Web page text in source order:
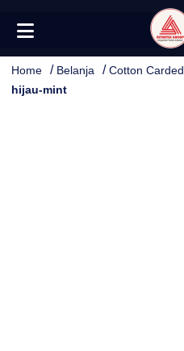
Home / Belanja /Cotton Carded
hijau-mint